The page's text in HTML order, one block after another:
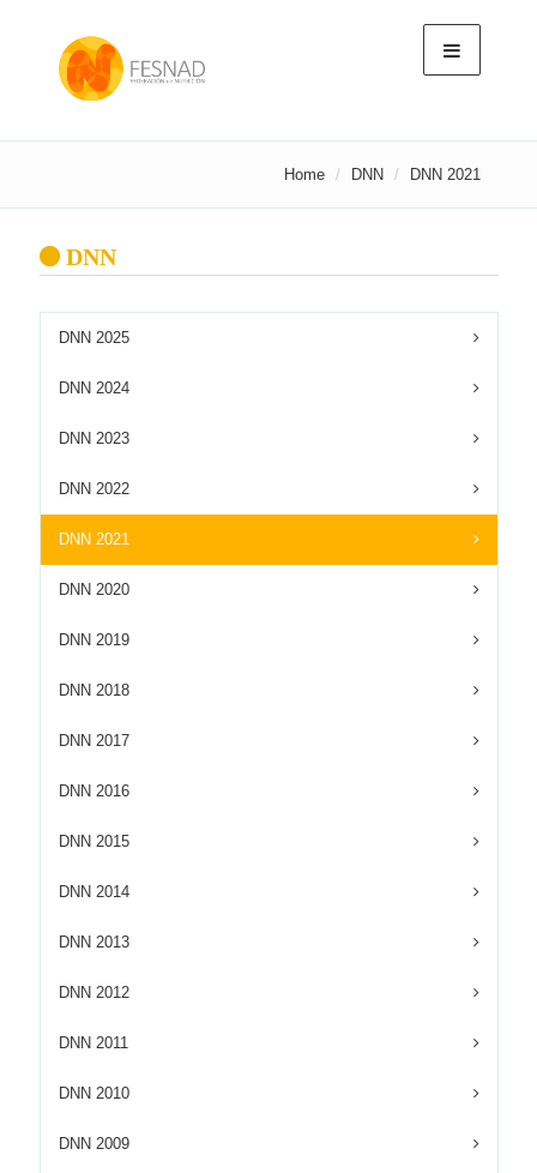
Home DNN DNN 2021
DNN
DNN 2025
DNN 2024
DNN 2023
DNN 2022
DNN 2021
DNN 2020
DNN 2019
DNN 2018
DNN 2017
DNN 2016
DNN 2015
DNN 2014
DNN 2013
DNN 2012
DNN 2011
DNN 2010
DNN 2009